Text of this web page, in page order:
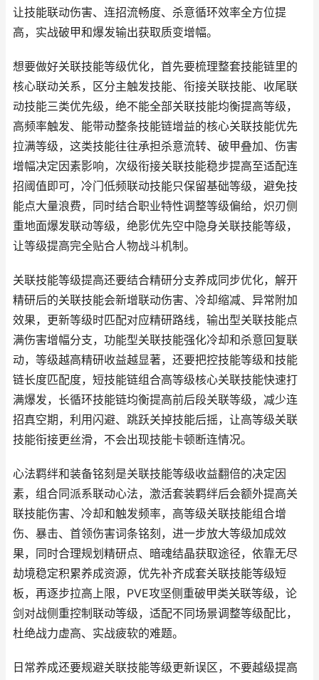
让技能联动伤害、连招流畅度、杀意循环效率全方位提
高，实战破甲和爆发输出获取质变增幅。
想要做好关联技能等级优化，首先要梳理整套技能链里的
核心联动关系，区分主触发技能、衔接关联技能、收尾联
动技能三类优先级，绝不能全部关联技能均衡提高等级，
高频率触发、能带动整条技能链增益的核心关联技能优先
拉满等级，这类技能往往承担杀意流转、破甲叠加、伤害
增幅决定因素影响，次级衔接关联技能稳步提高至适配连
招阈值即可，冷门低频联动技能只保留基础等级，避免技
能点大量浪费，同时结合职业特性调整等级偏给，炽刃侧
重地面爆发联动等级，绝影优先空中隐身关联技能等级，
让等级提高完全贴合人物战斗机制。
关联技能等级提高还要结合精研分支养成同步优化，解开
精研后的关联技能会新增联动伤害、冷却缩减、异常附加
效果，更新等级时匹配对应精研路线，输出型关联技能点
满伤害增幅分支，功能型关联技能强化冷却和杀意回复联
动，等级越高精研收益越显著，还要把控技能等级和技能
链长度匹配度，短技能链组合高等级核心关联技能快速打
满爆发，长循环技能链均衡提高前后段关联等级，减少连
招真空期，利用闪避、跳跃关掉技能后摇，让高等级关联
技能衔接更丝滑，不会出现技能卡顿断连情况。
心法羁绊和装备铭刻是关联技能等级收益翻倍的决定因
素，组合同派系联动心法，激活套装羁绊后会额外提高关
联技能伤害、冷却和触发频率，高等级关联技能组合增
伤、暴击、首领伤害词条铭刻，进一步放大等级加成效
果，同时合理规划精研点、暗魂结晶获取途径，依靠无尽
劫境稳定积累养成资源，优先补齐成套关联技能等级短
板，再逐步拉高上限，PVE攻坚侧重破甲类关联等级，论
剑对战侧重控制联动等级，适配不同场景调整等级配比，
杜绝战力虚高、实战疲软的难题。
日常养成还要规避关联技能等级更新误区，不要越级提高